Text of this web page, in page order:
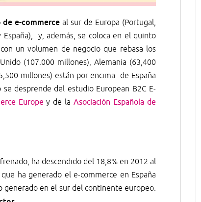
e-commerce al sur de Europa (Portugal,
y, además, se coloca en el quinto
un volumen de negocio que rebasa los
(107.000 millones), Alemania (63,400
millones) están por encima de España
desprende del estudio European B2C E-
Europe y de laAsociación Española de
ha descendido del 18,8% en 2012 al
ha generado el e-commerce en España
en el sur del continente europeo.